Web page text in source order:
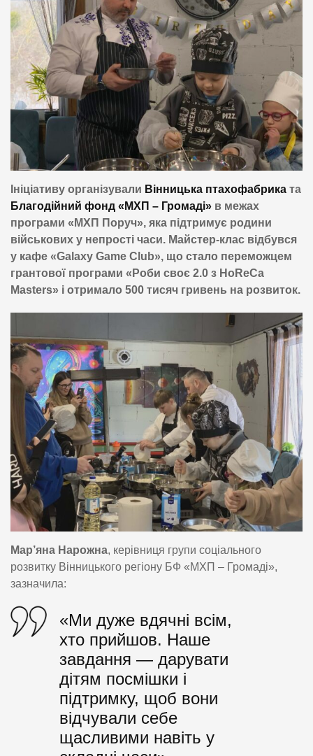
Ініціативу організували Вінницька птахофабрика та
Благодійний фонд «МХП – Громаді» в межах
програми «МХП Поруч», яка підтримує родини
військових у непрості часи. Майстер-клас відбувся
у кафе «Galaxy Game Club», що стало переможцем
грантової програми «Роби своє 2.0 з HoReCa
Masters» і отримало 500 тисяч гривень на розвиток.
Мар’яна Нарожна, керівниця групи соціального
розвитку Вінницького регіону БФ «МХП – Громаді»,
зазначила:
«Ми дуже вдячні всім,
хто прийшов. Наше
завдання — дарувати
дітям посмішки і
підтримку, щоб вони
відчували себе
щасливими навіть у